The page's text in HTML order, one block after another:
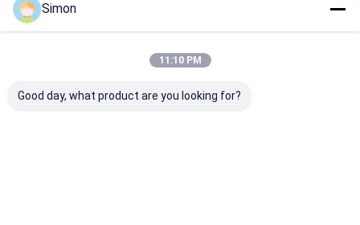
Konverter Media Ethernet Serat Optik
Sakelar Ethernet Serat Optik
Kategori Kami
Simon
11:10 PM
Good day, what product are you looking for?